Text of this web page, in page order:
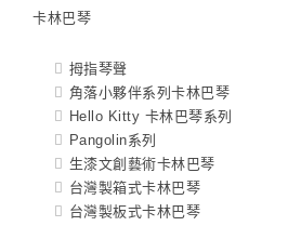
卡林巴琴
拇指琴聲
角落小夥伴系列卡林巴琴
Hello Kitty 卡林巴琴系列
Pangolin系列
生漆文創藝術卡林巴琴
台灣製箱式卡林巴琴
台灣製板式卡林巴琴